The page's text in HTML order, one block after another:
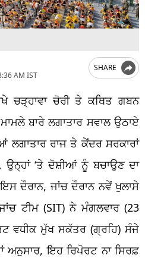
AM IST
SHARE
ਚੜ੍ਹਾਵਾ ਚੋਰੀ ਤੇ ਕਥਿਤ ਗਬਨ
ਬਾਰੇ ਲਗਾਤਾਰ ਸਵਾਲ ਉਠਾਏ
ਲਗਾਤਾਰ ਰਾਜ ਤੇ ਕੇਂਦਰ ਸਰਕਾਰਾਂ
ਉਨ੍ਹਾਂ ‘ਤੇ ਦੋਸ਼ੀਆਂ ਨੂੰ ਬਚਾਉਣ ਦਾ
ਦੌਰਾਨ, ਜਾਂਚ ਦੌਰਾਨ ਨਵੇਂ ਖੁਲਾਸੇ
ਟੀਮ (SIT) ਨੇ ਮੰਗਲਵਾਰ (23
ਵਧੀਕ ਮੁੱਖ ਸਕੱਤਰ (ਗ੍ਰਹਿ) ਸੰਜੇ
ਅਨੁਸਾਰ, ਇਹ ਰਿਪੋਰਟ ਨਾ ਸਿਰਫ਼